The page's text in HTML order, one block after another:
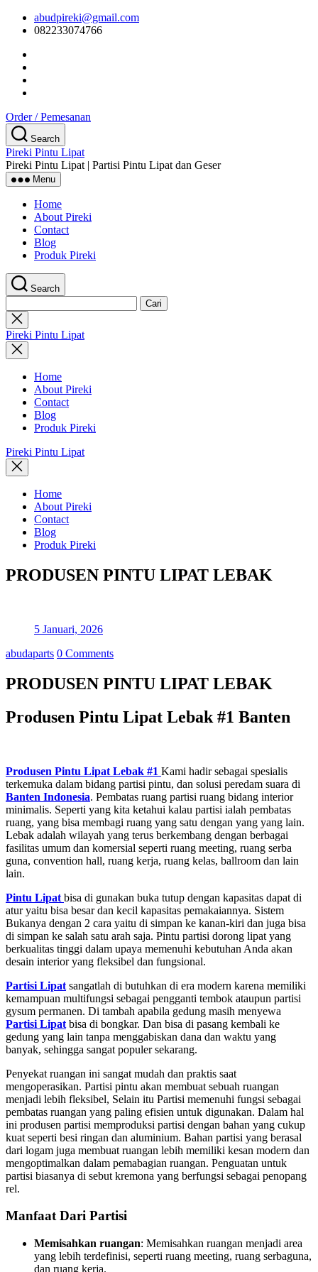
Skip
content
abudpireki@gmail.com
082233074766
Order / Pemesanan
Search
Pireki Pintu Lipat
Pireki Pintu Lipat | Partisi Pintu Lipat dan Geser
Menu
Home
About Pireki
Contact
Blog
Produk Pireki
Search
untuk:
Close
search
Pireki Pintu Lipat
Home
About Pireki
Contact
Blog
Produk Pireki
Pireki Pintu Lipat
Home
About Pireki
Contact
Blog
Produk Pireki
PRODUSEN PINTU LIPAT LEBAK
5 Januari, 2026
abudaparts 0 Comments
PRODUSEN PINTU LIPAT LEBAK
Produsen Pintu Lipat Lebak #1 Banten
Produsen Pintu Lipat Lebak #1 Kami hadir sebagai spesialis
terkemuka dalam bidang partisi pintu, dan solusi peredam suara di
Banten Indonesia. Pembatas ruang partisi ruang bidang interior
minimalis. Seperti yang kita ketahui kalau partisi ialah pembatas
ruang, yang bisa membagi ruang yang satu dengan yang yang lain.
Lebak adalah wilayah yang terus berkembang dengan berbagai
fasilitas umum dan komersial seperti ruang meeting, ruang serba
guna, convention hall, ruang kerja, ruang kelas, ballroom dan lain
lain.
Pintu Lipat bisa di gunakan buka tutup dengan kapasitas dapat di
atur yaitu bisa besar dan kecil kapasitas pemakaiannya. Sistem
Bukanya dengan 2 cara yaitu di simpan ke kanan-kiri dan juga bisa
di simpan ke salah satu arah saja. Pintu partisi dorong lipat yang
berkualitas tinggi dalam upaya memenuhi kebutuhan Anda akan
desain interior yang fleksibel dan fungsional.
Partisi Lipat sangatlah di butuhkan di era modern karena memiliki
kemampuan multifungsi sebagai pengganti tembok ataupun partisi
gysum permanen. Di tambah apabila gedung masih menyewa
Partisi Lipat bisa di bongkar. Dan bisa di pasang kembali ke
gedung yang lain tanpa menggabiskan dana dan waktu yang
banyak, sehingga sangat populer sekarang.
Penyekat ruangan ini sangat mudah dan praktis saat
mengoperasikan. Partisi pintu akan membuat sebuah ruangan
menjadi lebih fleksibel, Selain itu Partisi memenuhi fungsi sebagai
pembatas ruangan yang paling efisien untuk digunakan. Dalam hal
ini produsen partisi memproduksi partisi dengan bahan yang cukup
kuat seperti besi ringan dan aluminium. Bahan partisi yang berasal
dari logam juga membuat ruangan lebih memiliki kesan modern dan
mengoptimalkan dalam pemabagian ruangan. Penguatan untuk
partisi biasanya di sebut kremona yang berfungsi sebagai penopang
rel.
Manfaat Dari Partisi
Memisahkan ruangan: Memisahkan ruangan menjadi area
yang lebih terdefinisi, seperti ruang meeting, ruang serbaguna,
dan ruang kerja.